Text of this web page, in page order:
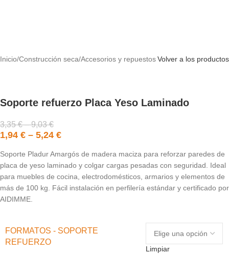
Inicio/Construcción seca/Accesorios y repuestosVolver a los productos
Soporte refuerzo Placa Yeso Laminado
3,35€–9,03€
1,94 € – 5,24 €
Soporte Pladur Amargós de madera maciza para reforzar paredes de
placa de yeso laminado y colgar cargas pesadas con seguridad. Ideal
para muebles de cocina, electrodomésticos, armarios y elementos de
más de 100 kg. Fácil instalación en perfilería estándar y certificado por
AIDIMME.
FORMATOS - SOPORTE
REFUERZO
Limpiar